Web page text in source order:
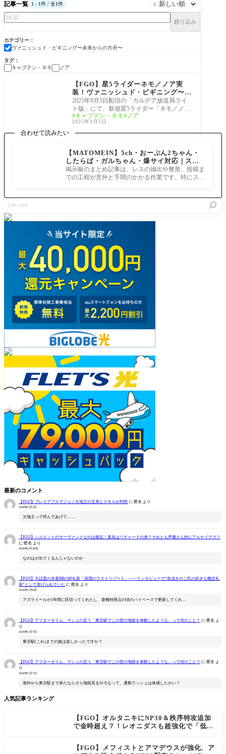
記事一覧 1 - 1件 / 全1件 
絞り込み
カテゴリー
ヴァニッシュド・ビギニング〜未来からの方舟〜
タグ
キャプテン・ネモ
ノア
ヴァニッシュド・ビギ
【FGO】星5ライダーネモ／ノア実
装！ヴァニッシュド・ビギニング〜未
来からの方舟〜カルデア放送局まとめ
2025年9月5日配信の「カルデア放送局ライ
ト版」にて、新規星5ライダー「ネモ／ノ
ア」 の実装が発表されました。 インフォメ
ーション
キャプテン・ネモ ノア
2025年9月5日
合わせて読みたい
【MATOMEIN】5ch・おーぷん2ちゃん・
したらば・ガルちゃん・爆サイ対応｜スマ
ホでまとめ記事を作れるアプリ FGOのまと
め記事ができるまで
掲示板のまとめ記事は、レスの抽出や整形、投稿ま
での工程が意外と手間のかかる作業です。特にスマ
を
検
最新のコメント
【FGO】プレイアブルでジョン欠地王の宝具とスキルが判明 に 匿名 より
2026年5月2日
欠地王って呼んであげて……
【FGO】シルエットのサーヴァントなのは確定！真名はリチャードの弟？それとも声優さん的にアルケイデス？
に 匿名 より
2026年4月28日
なのはが出てくるんじゃないのか
【FGO】今話題の水着BBの絆礼装「深淵のラストリゾート」――インタビューで“奈須きのこ氏の好きな概念礼
装”として挙げられていた に 匿名 より
2026年1月8日
アズライールが1年間に区切ってくれたし、亜種特異点の頃のハイペースで更新してくれ…
【FGO】アフタータイム、マシュの言う「東京駅でこの世の地獄を体験したような」って何のこと？ に匿名 よ
り
2026年1月7日
東京駅(これ)までの旅は楽しかったですか？
【FGO】アフタータイム、マシュの言う「東京駅でこの世の地獄を体験したような」って何のこと？ に 匿名 よ
り
2026年1月7日
海外から東京駅まで来たならそら地獄見るやろなって。通勤ラッシュは体感したかい？
人気記事ランキング
【FGO】オルタニキにNP30＆秩序特攻追加
で金時超え？！レオニダスも超強化で「低レ
【FGO】メフィストとアマデウスが強化、ア